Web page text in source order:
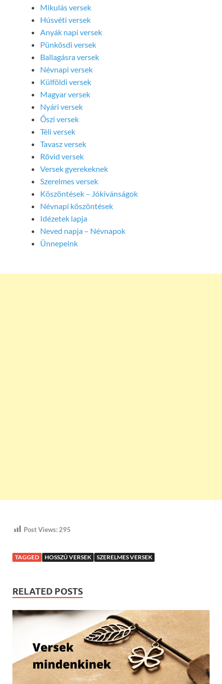
Mikulás versek
Húsvéti versek
Anyák napi versek
Pünkösdi versek
Ballagásra versek
Névnapi versek
Külföldi versek
Magyar versek
Nyári versek
Őszi versek
Téli versek
Tavasz versek
Rövid versek
Versek gyerekeknek
Szerelmes versek
Köszöntések – Jókívánságok
Névnapi köszöntések
Idézetek lapja
Neved napja – Névnapok
Ünnepeink
Post Views: 295
TAGGED HOSSZÚ VERSEK SZERELMES VERSEK
RELATED POSTS